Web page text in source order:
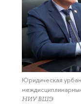
Юридическая
НИУ ВШЭ